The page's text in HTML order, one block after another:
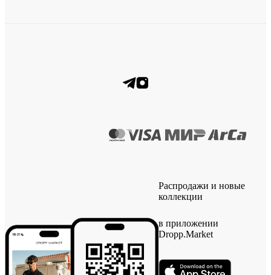
Распродажи и новые
коллекции
в приложении
Dropp.Market